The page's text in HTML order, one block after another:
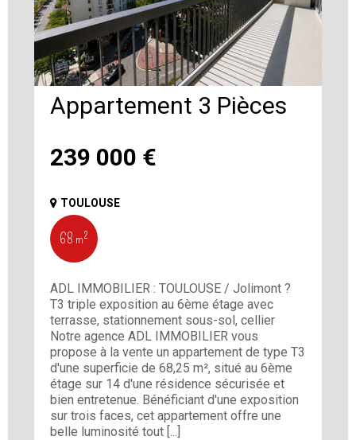
239 000 €
Appartement 3 Pièces
TOULOUSE
68 m²
ADL IMMOBILIER : TOULOUSE / Jolimont ?
T3 triple exposition au 6ème étage avec
terrasse, stationnement sous-sol, cellier
Notre agence ADL IMMOBILIER vous
propose à la vente un appartement de type T3
d'une superficie de 68,25 m², situé au 6ème
étage sur 14 d'une résidence sécurisée et
bien entretenue. Bénéficiant d'une exposition
sur trois faces, cet appartement offre une
belle luminosité tout [...]